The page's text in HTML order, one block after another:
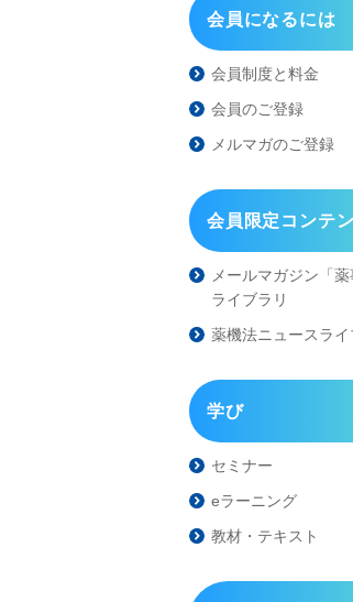
会員になるには
会員制度と料金
会員のご登録
メルマガのご登録
会員限定コンテ
メールマガジン「薬
ライブラリ
薬機法ニュースライ
学び
セミナー
eラーニング
教材・テキスト